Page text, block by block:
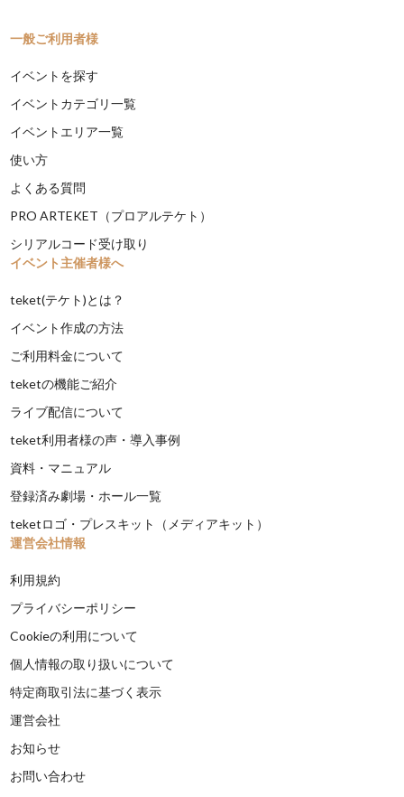
一般ご利用者様
イベントを探す
イベントカテゴリ一覧
イベントエリア一覧
使い方
よくある質問
PRO ARTEKET（プロアルテケト）
シリアルコード受け取り
イベント主催者様へ
teket(テケト)とは？
イベント作成の方法
ご利用料金について
teketの機能ご紹介
ライブ配信について
teket利用者様の声・導入事例
資料・マニュアル
登録済み劇場・ホール一覧
teketロゴ・プレスキット（メディアキット）
運営会社情報
利用規約
プライバシーポリシー
Cookieの利用について
個人情報の取り扱いについて
特定商取引法に基づく表示
運営会社
お知らせ
お問い合わせ